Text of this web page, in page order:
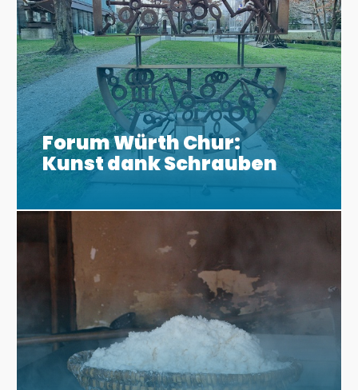
Forum Würth Chur:
Kunst dank Schrauben